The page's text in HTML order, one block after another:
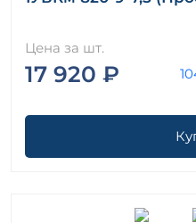
Цена за шт.
17 920 ₽